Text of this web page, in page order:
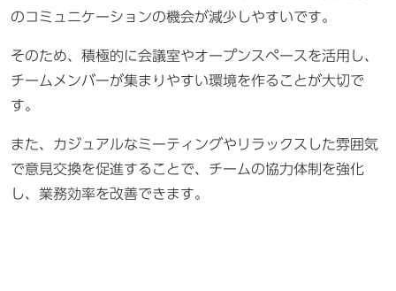
のコミュニケーションの機会が減少しやすいです。
そのため、積極的に会議室やオープンスペースを活用し、
チームメンバーが集まりやすい環境を作ることが大切で
す。
また、カジュアルなミーティングやリラックスした雰囲気
で意見交換を促進することで、チームの協力体制を強化
し、業務効率を改善できます。